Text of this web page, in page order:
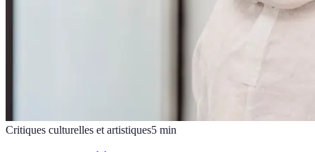
Critiques culturelles et artistiques5 min